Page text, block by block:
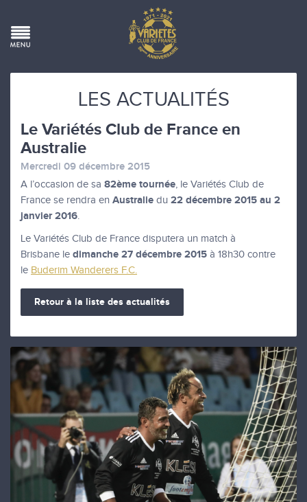
LES ACTUALITÉS
Le Variétés Club de France en
Australie
Mercredi 09 décembre 2015
A l’occasion de sa 82ème tournée, le Variétés Club de
France se rendra en Australie du 22 décembre 2015 au 2
janvier 2016.
Le Variétés Club de France disputera un match à
Brisbane le dimanche 27 décembre 2015 à 18h30 contre
le Buderim Wanderers F.C.
Retour à la liste des actualités